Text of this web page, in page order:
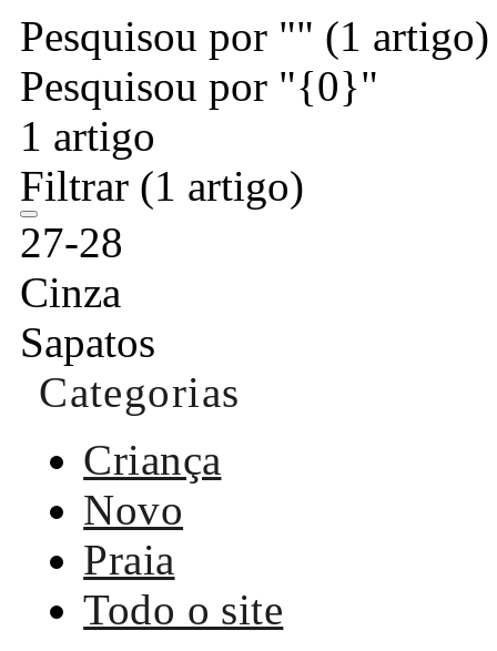
Pesquisou por "" (1 artigo)
Pesquisou por "{0}"
1 artigo
Filtrar (1 artigo)
27-28
Cinza
Sapatos
Categorias
Criança
Novo
Praia
Todo o site